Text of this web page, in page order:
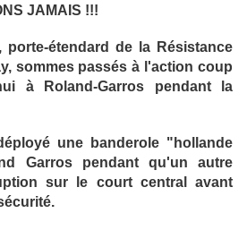
JAMAIS !!!
porte-étendard de la Résistance
sommes passés à l'action coup
à Roland-Garros pendant la
une banderole "hollande
Garros pendant qu'un autre
sur le court central avant